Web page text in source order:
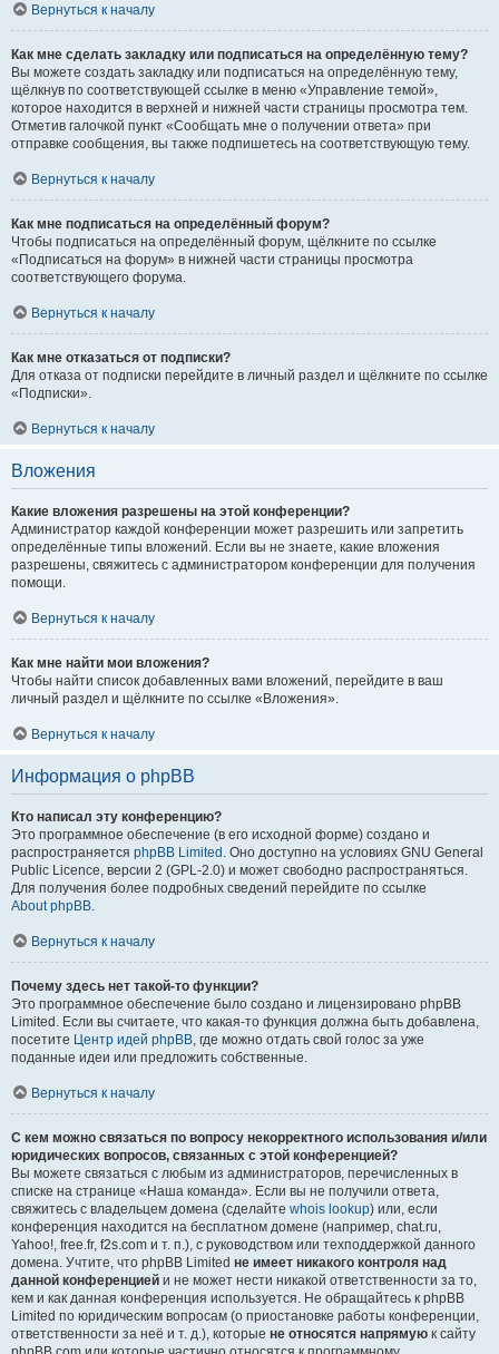
Вернуться к началу
Как мне сделать закладку или подписаться на определённую тему?
Вы можете создать закладку или подписаться на определённую тему,
щёлкнув по соответствующей ссылке в меню «Управление темой»,
которое находится в верхней и нижней части страницы просмотра тем.
Отметив галочкой пункт «Сообщать мне о получении ответа» при
отправке сообщения, вы также подпишетесь на соответствующую тему.
Вернуться к началу
Как мне подписаться на определённый форум?
Чтобы подписаться на определённый форум, щёлкните по ссылке
«Подписаться на форум» в нижней части страницы просмотра
соответствующего форума.
Вернуться к началу
Как мне отказаться от подписки?
Для отказа от подписки перейдите в личный раздел и щёлкните по ссылке
«Подписки».
Вернуться к началу
Вложения
Какие вложения разрешены на этой конференции?
Администратор каждой конференции может разрешить или запретить
определённые типы вложений. Если вы не знаете, какие вложения
разрешены, свяжитесь с администратором конференции для получения
помощи.
Вернуться к началу
Как мне найти мои вложения?
Чтобы найти список добавленных вами вложений, перейдите в ваш
личный раздел и щёлкните по ссылке «Вложения».
Вернуться к началу
Информация о phpBB
Кто написал эту конференцию?
Это программное обеспечение (в его исходной форме) создано и
распространяется phpBB Limited. Оно доступно на условиях GNU General
Public Licence, версии 2 (GPL-2.0) и может свободно распространяться.
Для получения более подробных сведений перейдите по ссылке
About phpBB.
Вернуться к началу
Почему здесь нет такой-то функции?
Это программное обеспечение было создано и лицензировано phpBB
Limited. Если вы считаете, что какая-то функция должна быть добавлена,
посетите Центр идей phpBB, где можно отдать свой голос за уже
поданные идеи или предложить собственные.
Вернуться к началу
С кем можно связаться по вопросу некорректного использования и/или
юридических вопросов, связанных с этой конференцией?
Вы можете связаться с любым из администраторов, перечисленных в
списке на странице «Наша команда». Если вы не получили ответа,
свяжитесь с владельцем домена (сделайте whois lookup) или, если
конференция находится на бесплатном домене (например, chat.ru,
Yahoo!, free.fr, f2s.com и т. п.), с руководством или техподдержкой данного
домена. Учтите, что phpBB Limited не имеет никакого контроля над
данной конференцией и не может нести никакой ответственности за то,
кем и как данная конференция используется. Не обращайтесь к phpBB
Limited по юридическим вопросам (о приостановке работы конференции,
ответственности за неё и т. д.), которые не относятся напрямую к сайту